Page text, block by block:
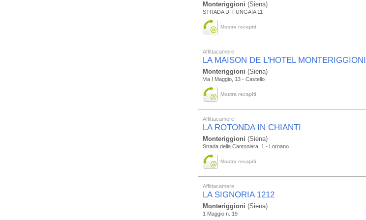
Monteriggioni (Siena)
STRADA DI FUNGAIA 11
Mostra recapiti
Affittacamere
LA MAISON DE L'HOTEL MONTERIGGIONI
Monteriggioni (Siena)
Via I Maggio, 13 - Castello
Mostra recapiti
Affittacamere
LA ROTONDA IN CHIANTI
Monteriggioni (Siena)
Strada della Cantoniera, 1 - Lornano
Mostra recapiti
Affittacamere
LA SIGNORIA 1212
Monteriggioni (Siena)
1 Maggio n. 19